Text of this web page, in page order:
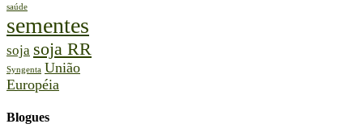
saúde
sementes
soja soja RR
Syngenta União
Européia
Blogues